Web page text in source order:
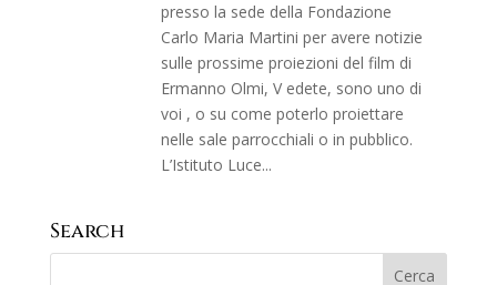
presso la sede della Fondazione
Carlo Maria Martini per avere notizie
sulle prossime proiezioni del film di
Ermanno Olmi, V edete, sono uno di
voi , o su come poterlo proiettare
nelle sale parrocchiali o in pubblico.
L’Istituto Luce...
Search